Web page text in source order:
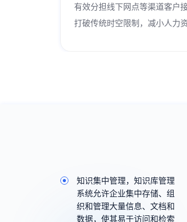
有效分担线下网点等渠道客户
打破传统时空限制，减小人力
知识集中管理，知识库管理
系统允许企业集中存储、组
织和管理大量信息、文档和
数据，使其易于访问和检索